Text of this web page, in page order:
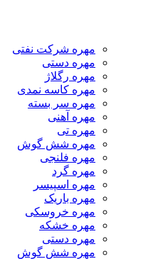
مهره شرکت نفتی
مهره دستی
مهره رگلاژ
مهره کاسه نمدی
مهره سر بسته
مهره آهنی
مهره تی
مهره شش گوش
مهره فلنجی
مهره گرد
مهره اسپیسر
مهره باریک
مهره خروسکی
مهره خشکه
مهره دستی
مهره شش گوش